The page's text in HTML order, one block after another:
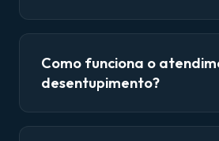
Como funciona o
desentupimento?